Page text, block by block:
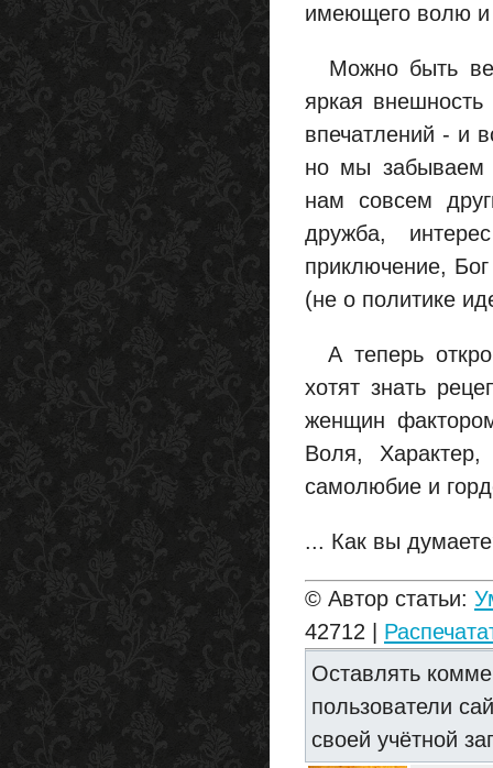
имеющего волю и
Можно быть
яркая
впечатлений - и
но мы забываем
нам совсем
дружба,
приключение,
(не о политике
А теперь
хотят знать
женщин
Воля,
самолюбие и
... Как вы
© Автор статьи:
42712 |
Оставлять
пользователи
своей учётной